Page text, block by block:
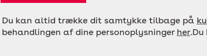
Du kan altid trække dit samtykke tilbage på
behandlingen af dine personoplysninger her